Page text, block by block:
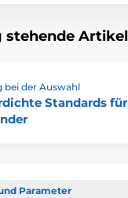
stehende Artikel
bei der Auswahl
Standards für
Parameter